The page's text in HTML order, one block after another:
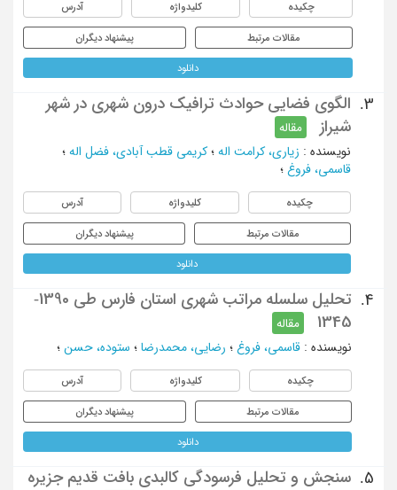
چکیده کلیدواژه آدرس
مقالات مرتبط پیشنهاد دیگران
دانلود
3.
الگوی فضایی حوادث ترافیک درون شهری در شهر
شیراز
مقاله
نویسنده : زیاری، کرامت اله ؛ کریمی قطب آبادی، فضل اله ؛
قاسمی، فروغ ؛
چکیده کلیدواژه آدرس
مقالات مرتبط پیشنهاد دیگران
دانلود
4.
تحلیل سلسله مراتب شهری استان فارس طی 1390-
1345
مقاله
نویسنده : قاسمی، فروغ ؛ رضایی، محمدرضا ؛ ستوده، حسن ؛
چکیده کلیدواژه آدرس
مقالات مرتبط پیشنهاد دیگران
دانلود
5.
سنجش و تحلیل فرسودگی کالبدی بافت قدیم جزیره